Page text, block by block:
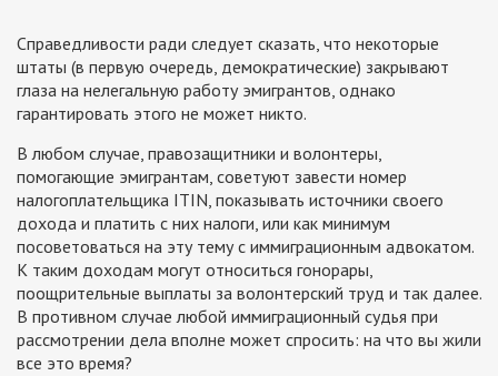
Справедливости ради следует сказать, что некоторые
штаты (в первую очередь, демократические) закрывают
глаза на нелегальную работу эмигрантов, однако
гарантировать этого не может никто.
В любом случае, правозащитники и волонтеры,
помогающие эмигрантам, советуют завести номер
налогоплательщика ITIN, показывать источники своего
дохода и платить с них налоги, или как минимум
посоветоваться на эту тему с иммиграционным адвокатом.
К таким доходам могут относиться гонорары,
поощрительные выплаты за волонтерский труд и так далее.
В противном случае любой иммиграционный судья при
рассмотрении дела вполне может спросить: на что вы жили
все это время?